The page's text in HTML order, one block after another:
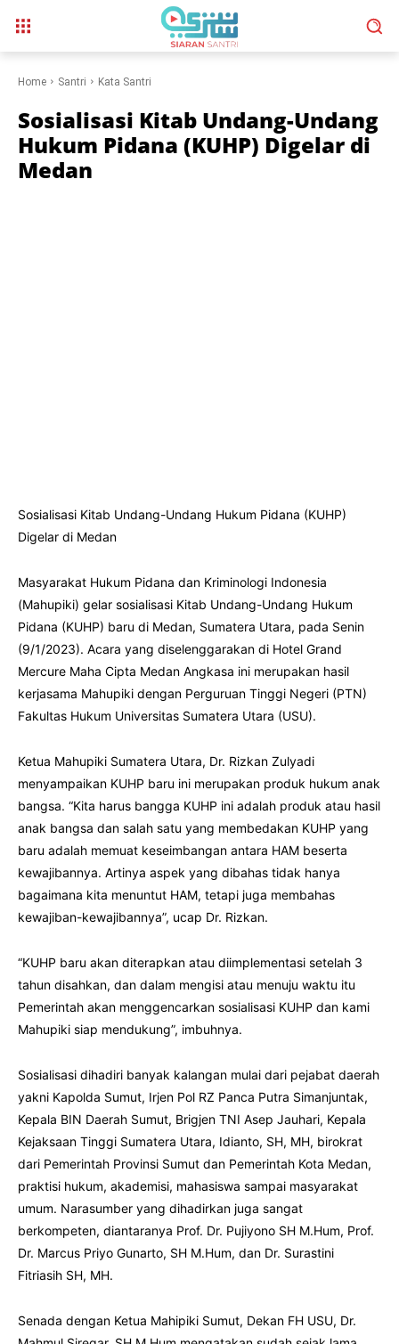
Home Santri Kata Santri
Sosialisasi Kitab Undang-Undang
Hukum Pidana (KUHP) Digelar di
Medan
Sosialisasi Kitab Undang-Undang Hukum Pidana (KUHP)
Digelar di Medan
Masyarakat Hukum Pidana dan Kriminologi Indonesia
(Mahupiki) gelar sosialisasi Kitab Undang-Undang Hukum
Pidana (KUHP) baru di Medan, Sumatera Utara, pada Senin
(9/1/2023). Acara yang diselenggarakan di Hotel Grand
Mercure Maha Cipta Medan Angkasa ini merupakan hasil
kerjasama Mahupiki dengan Perguruan Tinggi Negeri (PTN)
Fakultas Hukum Universitas Sumatera Utara (USU).
Ketua Mahupiki Sumatera Utara, Dr. Rizkan Zulyadi
menyampaikan KUHP baru ini merupakan produk hukum anak
bangsa. “Kita harus bangga KUHP ini adalah produk atau hasil
anak bangsa dan salah satu yang membedakan KUHP yang
baru adalah memuat keseimbangan antara HAM beserta
kewajibannya. Artinya aspek yang dibahas tidak hanya
bagaimana kita menuntut HAM, tetapi juga membahas
kewajiban-kewajibannya”, ucap Dr. Rizkan.
“KUHP baru akan diterapkan atau diimplementasi setelah 3
tahun disahkan, dan dalam mengisi atau menuju waktu itu
Pemerintah akan menggencarkan sosialisasi KUHP dan kami
Mahupiki siap mendukung”, imbuhnya.
Sosialisasi dihadiri banyak kalangan mulai dari pejabat daerah
yakni Kapolda Sumut, Irjen Pol RZ Panca Putra Simanjuntak,
Kepala BIN Daerah Sumut, Brigjen TNI Asep Jauhari, Kepala
Kejaksaan Tinggi Sumatera Utara, Idianto, SH, MH, birokrat
dari Pemerintah Provinsi Sumut dan Pemerintah Kota Medan,
praktisi hukum, akademisi, mahasiswa sampai masyarakat
umum. Narasumber yang dihadirkan juga sangat
berkompeten, diantaranya Prof. Dr. Pujiyono SH M.Hum, Prof.
Dr. Marcus Priyo Gunarto, SH M.Hum, dan Dr. Surastini
Fitriasih SH, MH.
Senada dengan Ketua Mahipiki Sumut, Dekan FH USU, Dr.